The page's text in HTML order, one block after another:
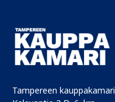
Tampereen kauppakamari